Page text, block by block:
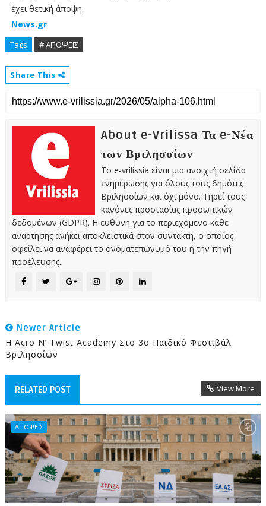
έχει θετική άποψη.
News.gr
Tags # ΑΠΟΨΕΙΣ
Share This
About e-Vrilissa Τα e-Νέα
των Βριλησσίων
Το e-vrilissia είναι μια ανοιχτή σελίδα
ενημέρωσης για όλους τους δημότες
Βριλησσίων και όχι μόνο. Τηρεί τους
κανόνες προστασίας προσωπικών
δεδομένων (GDPR). Η ευθύνη για το περιεχόμενο κάθε
ανάρτησης ανήκει αποκλειστικά στον συντάκτη, ο οποίος
οφείλει να αναφέρει το ονοματεπώνυμό του ή την πηγή
προέλευσης.
Newer Article
Η Acro N’ Twist Academy Στο 3ο Παιδικό Φεστιβάλ
Βριλησσίων
RELATED POST View More
ΑΠΟΨΕΙΣ